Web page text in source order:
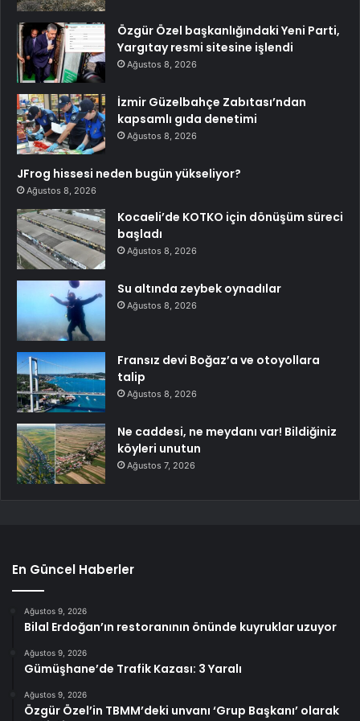
Özgür Özel başkanlığındaki Yeni Parti,
Yargıtay resmi sitesine işlendi
Ağustos 8, 2026
İzmir Güzelbahçe Zabıtası’ndan
kapsamlı gıda denetimi
Ağustos 8, 2026
JFrog hissesi neden bugün yükseliyor?
Ağustos 8, 2026
Kocaeli’de KOTKO için dönüşüm süreci
başladı
Ağustos 8, 2026
Su altında zeybek oynadılar
Ağustos 8, 2026
Fransız devi Boğaz’a ve otoyollara
talip
Ağustos 8, 2026
Ne caddesi, ne meydanı var! Bildiğiniz
köyleri unutun
Ağustos 7, 2026
En Güncel Haberler
Ağustos 9, 2026
Bilal Erdoğan’ın restoranının önünde kuyruklar uzuyor
Ağustos 9, 2026
Gümüşhane’de Trafik Kazası: 3 Yaralı
Ağustos 9, 2026
Özgür Özel’in TBMM’deki unvanı ‘Grup Başkanı’ olarak